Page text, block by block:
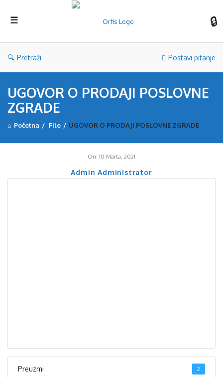
Pretraži Postavi pitanje
UGOVOR O PRODAJI POSLOVNE
ZGRADE
Početna / File / UGOVOR O PRODAJI POSLOVNE ZGRADE
On: 10 Marta, 2021
Admin Administrator
Preuzmi 2